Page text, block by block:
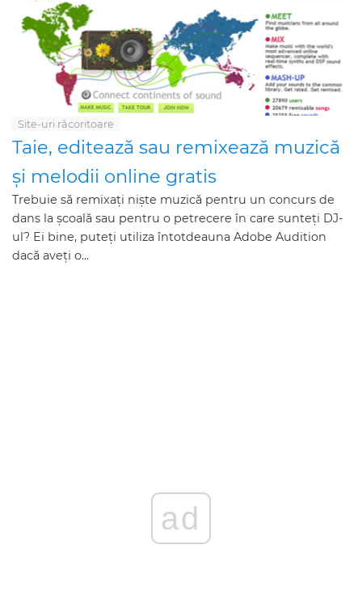
Site-uri răcoritoare
Taie, editează sau remixează muzică
și melodii online gratis
Trebuie să remixați niște muzică pentru un concurs de
dans la școală sau pentru o petrecere în care sunteți DJ-
ul? Ei bine, puteți utiliza întotdeauna Adobe Audition
dacă aveți o...
ad